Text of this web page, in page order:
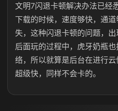
文明7闪退卡顿解决办法已经
下载的时候，速度够快，通
失，这种闪退卡顿的问题，
后面玩的过程中，虎牙奶瓶
络，所以就算是后台在进行
超级快，同样不会卡的。